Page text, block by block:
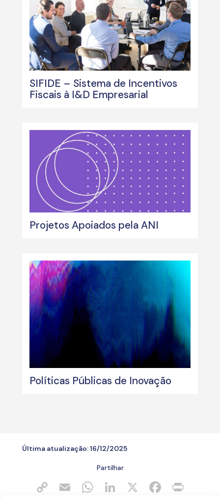
SIFIDE – Sistema de Incentivos
Fiscais à I&D Empresarial
Projetos Apoiados pela ANI
Políticas Públicas de Inovação
Última atualização:16/12/2025
Partilhar